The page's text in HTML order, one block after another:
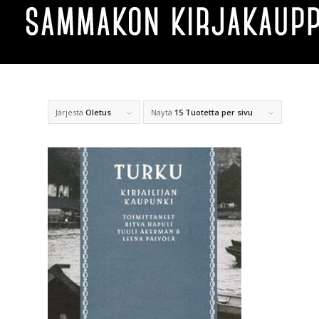
Järjestä Oletus Näytä 15 Tuotetta per sivu